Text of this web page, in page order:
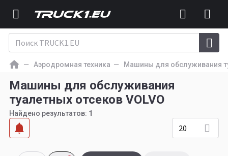
Аэродромная техника Машины для обслуживания
Машины для обслуживания
туалетных отсеков VOLVO
Найдено результатов: 1
20